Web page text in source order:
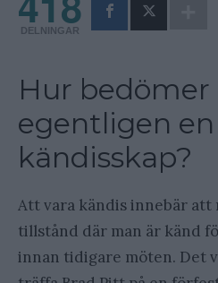
DELNINGAR
Hur bedömer
egentligen
kändisskap?
Att vara kändis innebär att
tillstånd där man är känd
innan tidigare möten. Det